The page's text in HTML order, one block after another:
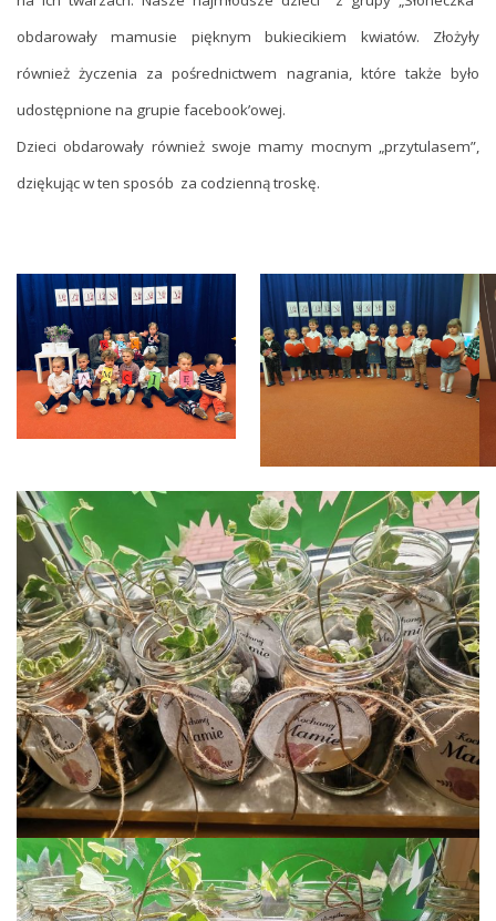
obdarowały mamusie pięknym bukiecikiem kwiatów. Złożyły
również życzenia za pośrednictwem nagrania, które także było
udostępnione na grupie facebook’owej.
Dzieci obdarowały również swoje mamy mocnym „przytulasem”,
dziękując w ten sposób za codzienną troskę.